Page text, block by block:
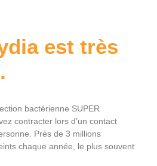
est très
bactérienne SUPER
contracter lors d’un contact
Près de 3 millions
chaque année, le plus souvent